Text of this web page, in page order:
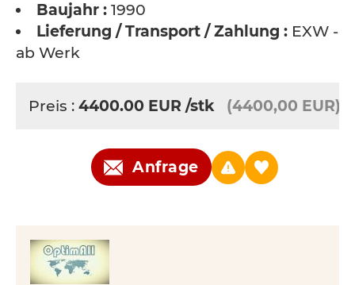
Baujahr : 1990
Lieferung / Transport / Zahlung : EXW -
ab Werk
Preis : 4400.00 EUR /stk (4400,00 EUR)
Anfrage